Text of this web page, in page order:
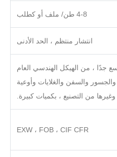
4-8 طن/ ملف أو كطلب
انتشار منتظم ، الحد الأدنى
جدًا ، من الهيكل الهندسي العام
والسفن والغلايات وأوعية
من التصنيع ، بكميات كبيرة.
EXW ، FOB ، CIF CFR